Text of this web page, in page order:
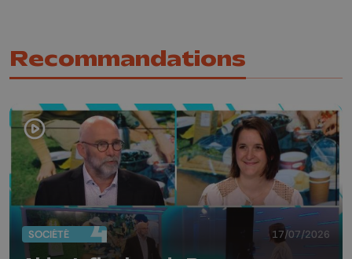
Recommandations
SOCIÉTÉ 17/07/2026